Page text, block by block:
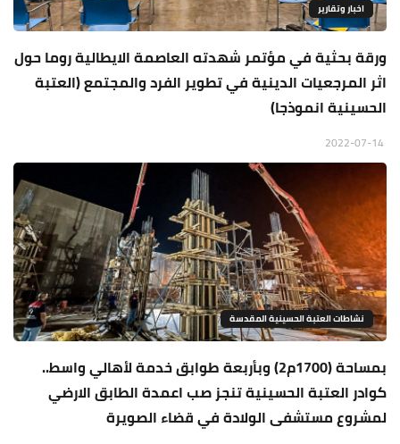
اخبار وتقارير
ورقة بحثية في مؤتمر شهدته العاصمة الايطالية روما حول
اثر المرجعيات الدينية في تطوير الفرد والمجتمع (العتبة
الحسينية انموذجا)
نشاطات العتبة الحسينية المقدسة
بمساحة (1700م2) وبأربعة طوابق خدمة لأهالي واسط..
كوادر العتبة الحسينية تنجز صب اعمدة الطابق الارضي
لمشروع مستشفى الولادة في قضاء الصويرة